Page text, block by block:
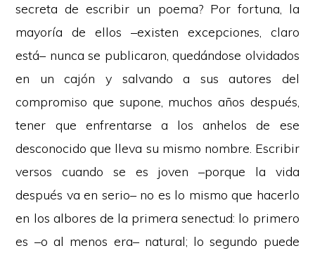
secreta de escribir un poema? Por fortuna, la
mayoría de ellos –existen excepciones, claro
está– nunca se publicaron, quedándose olvidados
en un cajón y salvando a sus autores del
compromiso que supone, muchos años después,
tener que enfrentarse a los anhelos de ese
desconocido que lleva su mismo nombre. Escribir
versos cuando se es joven –porque la vida
después va en serio– no es lo mismo que hacerlo
en los albores de la primera senectud: lo primero
es –o al menos era– natural; lo segundo puede